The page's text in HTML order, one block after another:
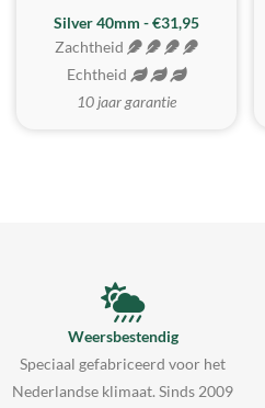
Silver 40mm - €31,95
Zachtheid
Echtheid
10 jaar garantie
Weersbestendig
Speciaal gefabriceerd voor het
Nederlandse klimaat. Sinds 2009